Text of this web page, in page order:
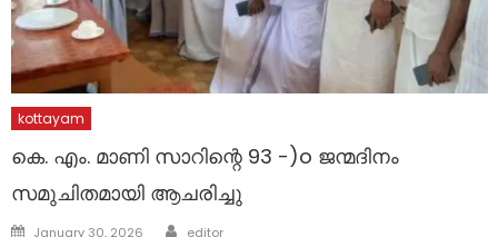
kottayam
കെ. എം. മാണി സാറിന്റെ 93 -)o ജന്മദിനം
സമുചിതമായി ആചരിച്ചു
Posted
January 30, 2026 Author
editor